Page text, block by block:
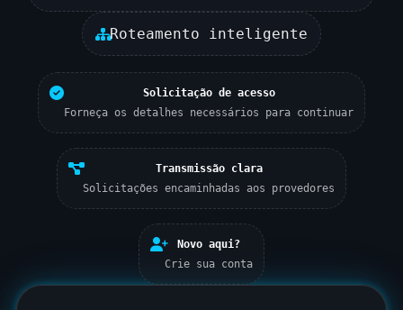
Roteamento inteligente
Solicitação de acesso
Forneça os detalhes necessários para continuar
Transmissão clara
Solicitações encaminhadas aos provedores
Novo aqui?
Crie sua conta